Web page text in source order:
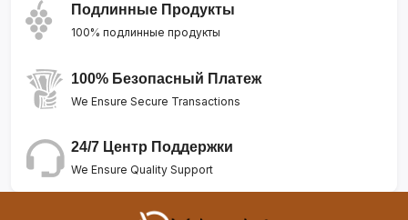
Подлинные Продукты
100% подлинные продукты
100% Безопасный Платеж
We Ensure Secure Transactions
24/7 Центр Поддержки
We Ensure Quality Support